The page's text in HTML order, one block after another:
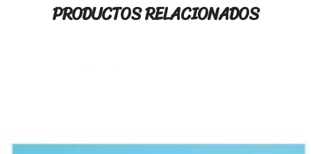
PRODUCTOS RELACIONADOS